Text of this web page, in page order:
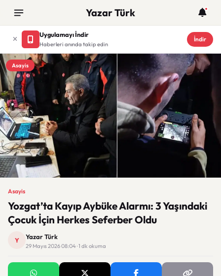
Yazar Türk
Uygulamayı İndir
Haberleri anında takip edin
İndir
Asayis
Asayis
Yozgat’ta Kayıp Aybüke Alarmı: 3 Yaşındaki
Çocuk İçin Herkes Seferber Oldu
Y Yazar Türk
29 Mayıs 2026 08:04 · 1 dk okuma